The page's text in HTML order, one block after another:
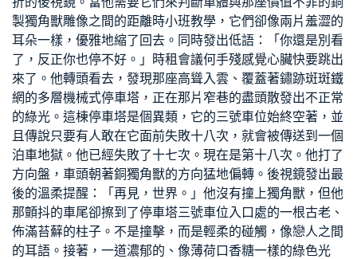
製獨角獸雕像之間的距離時小班教學 ，它們卻像兩片羞澀的
耳朵一樣，優雅地縮了回去。同時發出低語：「你還是別看
了，反正你也停不好。」 時租會議何手殘感覺心臟快要跳出
來了。他轉頭看去，發現那座高聳入雲、覆蓋著鏽跡斑斑鐵
網的多層機械式停車塔，正在那片窄巷的盡頭散發出不正常
的綠光。這棟停車塔是個異類，它的三號車位始終空著，並
且傳說只要有人敢在它面前失敗十八次，就會被傳送到一個
泊車地獄。他已經失敗了十七次。現在是第十八次。他打了
方向盤，車頭朝著銅獨角獸的方向猛地偏轉。後視鏡發出最
後的溫柔提醒：「再見，世界。」他沒有撞上獨角獸，但他
那顫抖的車尾卻擦到了停車塔三號車位入口處的一根古老、
佈滿苔蘚的柱子。不是撞擊，而是輕柔的碰觸，像戀人之間
的耳語。接著，一道濃郁的、像薄荷口香糖一樣的綠色光